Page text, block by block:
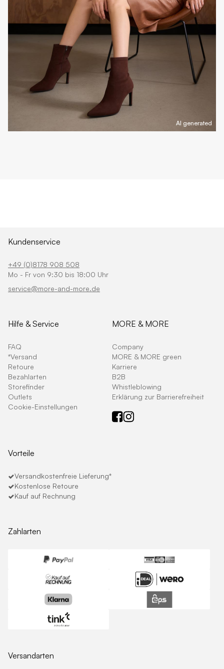
AI generated
Kundenservice
+49 (0)8178 908 508
Mo - Fr von 9:30 bis 18:00 Uhr
service@more-and-more.de
Hilfe & Service
FAQ
*Versand
Retoure
Bezahlarten
Storefinder
Outlets
Cookie-Einstellungen
MORE & MORE
Company
MORE & MORE green
Karriere
B2B
Whistleblowing
Erklärung zur Barrierefreiheit
Vorteile
Versandkostenfreie Lieferung*
Kostenlose Retoure
Kauf auf Rechnung
Zahlarten
Versandarten